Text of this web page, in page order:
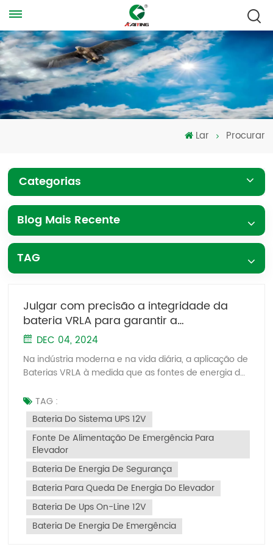
Lar Procurar
Categorias
Blog Mais Recente
TAG
Julgar com precisão a integridade da
bateria VRLA para garantir a
confiabilidade das fontes de alimentação
de emergência
DEC 04, 2024
Na indústria moderna e na vida diária, a aplicação de
Baterias VRLA à medida que as fontes de energia de
como em dispositivos de nivelamento de
emergência por falta de energia de elevadores,
fontes de alimentação de liberação de freio, UPS de
energia de segurança e outros cenários de energia
de reserva. Estas situações exigem um alto nível de
confiabilidade por parte dos baterias de chumbo-
ácido, determinando com precisão o estado de
saúde de baterias sla prevenir falhas durante
emergências é particularmente
importante. Resistência interna da bateria e estado
de saúde:A resistência interna da bateria é um
TAG :
Bateria Do Sistema UPS 12V
Fonte De Alimentação De Emergência Para
Elevador
Bateria De Energia De Segurança
Bateria Para Queda De Energia Do Elevador
Bateria De Ups On-Line 12V
Bateria De Energia De Emergência